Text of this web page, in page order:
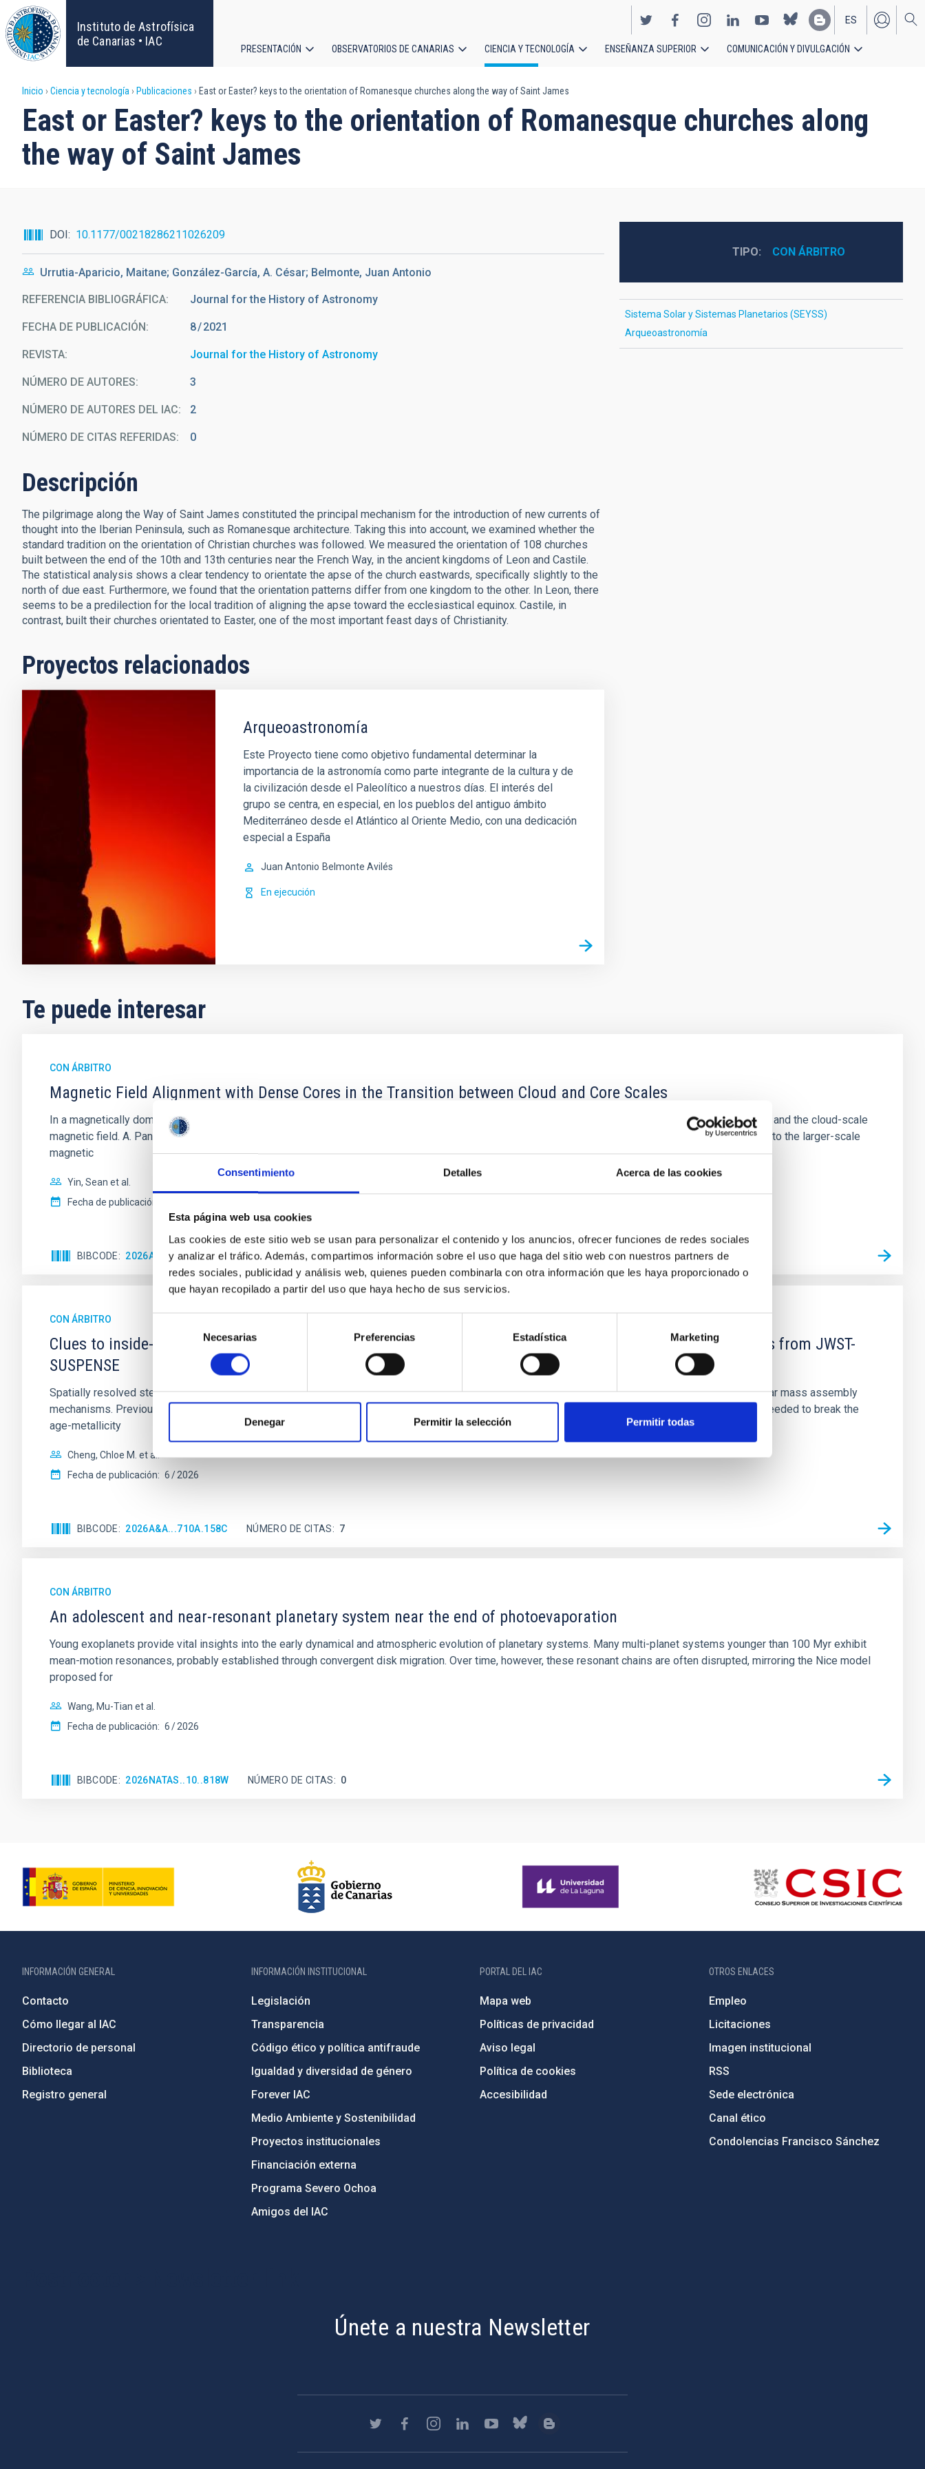
Consentimiento Detalles Acerca de las cookies
Esta página web usa cookies
Las cookies de este sitio web se usan para personalizar el contenido y los anuncios, ofrecer funciones de redes sociales
y analizar el tráfico. Además, compartimos información sobre el uso que haga del sitio web con nuestros partners de
redes sociales, publicidad y análisis web, quienes pueden combinarla con otra información que les haya proporcionado o
que hayan recopilado a partir del uso que haya hecho de sus servicios.
consentimiento
Necesarias Preferencias Estadística Marketing
Denegar Permitir la selección Permitir todas
Pasar
al
contenido
principal
Instituto de Astrofísica
de Canarias • IAC
EN
ES
principal
PRESENTACIÓN OBSERVATORIOS DE CANARIAS CIENCIA Y TECNOLOGÍA ENSEÑANZA SUPERIOR COMUNICACIÓN Y DIVULGACIÓN
Sobrescribir
enlaces
de
a
la
navegación
Inicio Ciencia y tecnología Publicaciones East or Easter? keys to the orientation of Romanesque churches along the way of Saint James
East or Easter? keys to the orientation of Romanesque churches along
the way of Saint James
DOI 10.1177/00218286211026209
Urrutia-Aparicio, Maitane; González-García, A. César; Belmonte, Juan Antonio
REFERENCIA BIBLIOGRÁFICA Journal for the History of Astronomy
FECHA DE PUBLICACIÓN: 8 2021
REVISTA Journal for the History of Astronomy
NÚMERO DE AUTORES 3
NÚMERO DE AUTORES DEL IAC 2
NÚMERO DE CITAS REFERIDAS 0
Descripción
The pilgrimage along the Way of Saint James constituted the principal mechanism for the introduction of new currents of
thought into the Iberian Peninsula, such as Romanesque architecture. Taking this into account, we examined whether the
standard tradition on the orientation of Christian churches was followed. We measured the orientation of 108 churches
built between the end of the 10th and 13th centuries near the French Way, in the ancient kingdoms of Leon and Castile.
The statistical analysis shows a clear tendency to orientate the apse of the church eastwards, specifically slightly to the
north of due east. Furthermore, we found that the orientation patterns differ from one kingdom to the other. In Leon, there
seems to be a predilection for the local tradition of aligning the apse toward the ecclesiastical equinox. Castile, in
contrast, built their churches orientated to Easter, one of the most important feast days of Christianity.
Proyectos relacionados
Arqueoastronomía
Este Proyecto tiene como objetivo fundamental determinar la
importancia de la astronomía como parte integrante de la cultura y de
la civilización desde el Paleolítico a nuestros días. El interés del
grupo se centra, en especial, en los pueblos del antiguo ámbito
Mediterráneo desde el Atlántico al Oriente Medio, con una dedicación
especial a España
Juan Antonio Belmonte Avilés
En ejecución
TIPO CON ÁRBITRO
Sistema Solar y Sistemas Planetarios (SEYSS)
Arqueoastronomía
Te puede interesar
CON ÁRBITRO
Magnetic Field Alignment with Dense Cores in the Transition between Cloud and Core Scales
In a magnetically dominated model of star formation, we expect to see alignments between the magnetic field orientation of star-forming dense cores and the cloud-scale
magnetic field. A. Pandhi et al. showed instead, however, that the orientation of cores and their angular momentum vectors appear random with respect to the larger-scale
magnetic
Yin, Sean et al.
Fecha de publicación:
BIBCODE 2026APJ..1003...83Y NÚMERO DE CITAS 0
CON ÁRBITRO
Clues to inside-out quenching in quiescent galaxies at 1.2 ≲ z ≲ 2.2: Age, Fe-, and Mg-abundance gradients from JWST-
SUSPENSE
Spatially resolved stellar populations of massive quiescent galaxies at cosmic noon provide powerful insights into star-formation quenching and stellar mass assembly
mechanisms. Previous photometric studies have revealed that the cores of these galaxies are redder than their outskirts. However, spectroscopy is needed to break the
age-metallicity
Cheng, Chloe M. et al.
Fecha de publicación: 6 2026
BIBCODE 2026A&A...710A.158C NÚMERO DE CITAS 7
CON ÁRBITRO
An adolescent and near-resonant planetary system near the end of photoevaporation
Young exoplanets provide vital insights into the early dynamical and atmospheric evolution of planetary systems. Many multi-planet systems younger than 100 Myr exhibit
mean-motion resonances, probably established through convergent disk migration. Over time, however, these resonant chains are often disrupted, mirroring the Nice model
proposed for
Wang, Mu-Tian et al.
Fecha de publicación: 6 2026
BIBCODE 2026NATAS..10..818W NÚMERO DE CITAS 0
INFORMACIÓN GENERAL
Contacto
Cómo llegar al IAC
Directorio de personal
Biblioteca
Registro general
INFORMACIÓN INSTITUCIONAL
Legislación
Transparencia
Código ético y política antifraude
Igualdad y diversidad de género
Forever IAC
Medio Ambiente y Sostenibilidad
Proyectos institucionales
Financiación externa
Programa Severo Ochoa
Amigos del IAC
PORTAL DEL IAC
Mapa web
Políticas de privacidad
Aviso legal
Política de cookies
Accesibilidad
OTROS ENLACES
Empleo
Licitaciones
Imagen institucional
RSS
Sede electrónica
Canal ético
Condolencias Francisco Sánchez
Únete a nuestra Newsletter